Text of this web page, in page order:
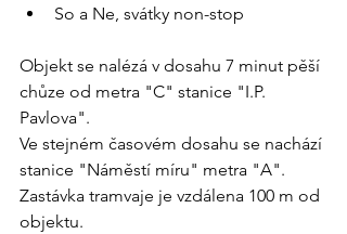
So a Ne, svátky non-stop
Objekt se nalézá v dosahu 7 minut pěší
chůze od metra "C" stanice "I.P.
Pavlova".
Ve stejném časovém dosahu se nachází
stanice "Náměstí míru" metra "A".
Zastávka tramvaje je vzdálena 100 m od
objektu.